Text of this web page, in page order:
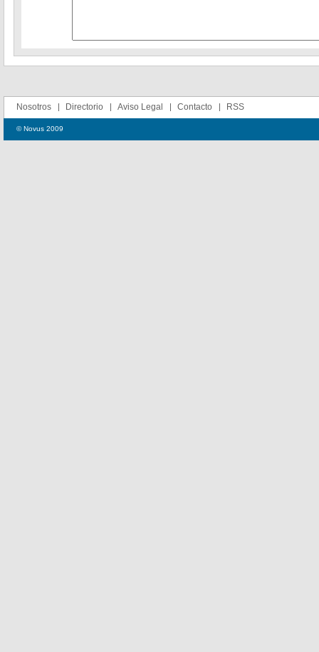
Nosotros Directorio Aviso Legal Contacto RSS
© Novus 2009